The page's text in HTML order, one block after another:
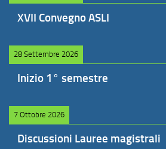
XVII Convegno ASLI
28 Settembre 2026
Inizio 1° semestre
7 Ottobre 2026
Discussioni Lauree magistrali